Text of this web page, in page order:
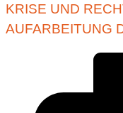
KRISE UND
AUFARBEITUNG